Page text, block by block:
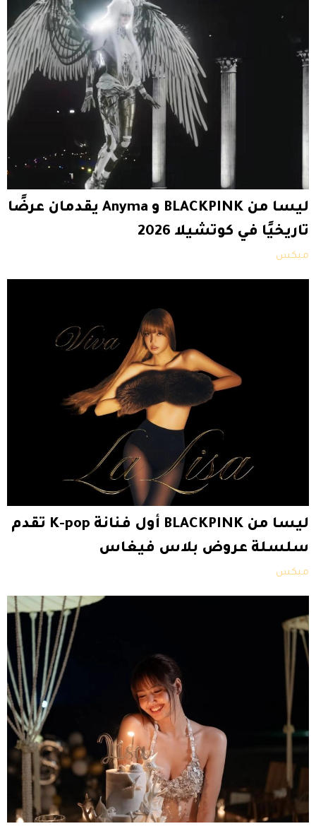
ليسا من BLACKPINK و Anyma يقدمان عرضًا
تاريخيًا في كوتشيلا 2026
ميكس
ليسا من BLACKPINK أول فنانة K-pop تقدم
سلسلة عروض بلاس فيغاس
ميكس